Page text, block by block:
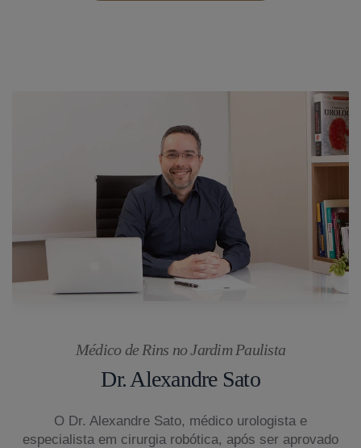
Médico de Rins no Jardim Paulista
Dr. Alexandre Sato
O Dr. Alexandre Sato, médico urologista e
especialista em cirurgia robótica, após ser aprovado